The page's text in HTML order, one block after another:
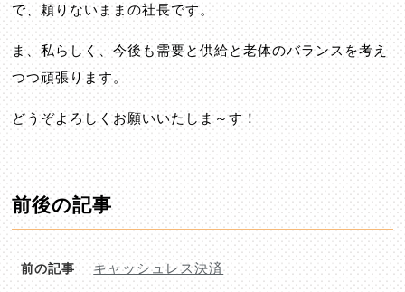
で、頼りないままの社長です。
ま、私らしく、今後も需要と供給と老体のバランスを考え
つつ頑張ります。
どうぞよろしくお願いいたしま～す！
前後の記事
前の記事 キャッシュレス決済